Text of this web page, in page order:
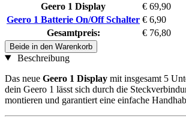
Geero 1 Display
€ 69,90
Geero 1 Batterie On/Off Schalter € 6,90
Gesamtpreis:
€ 76,80
Beide in den Warenkorb
Beschreibung
Das neue Geero 1 Display mit insgesamt 5
dein Geero 1 lässt sich durch die
montieren und garantiert eine einfache